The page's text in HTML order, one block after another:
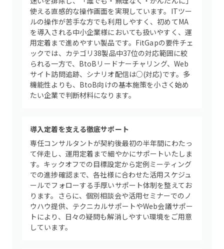
使える直感的な操作画面を実現しています。ITツー
ルの操作が苦手な方でも利用しやすく、初めてMA
を導入される中小企業様においても扱いやすく、運
用定着まで進めやすい製品です。FitGapの要件チェ
ックでは、カテゴリ38製品中37位の対応範囲に絞
られる一方で、BtoBリードナーチャリング、Web
サイト訪問追跡、シナリオ配信は○(対応)です。多
機能性よりも、BtoB向けの基本施策を小さく始め
たい企業で判断材料になります。
導入定着を支える徹底サポート
専任コンサルタントが契約後最初の半年間にわたっ
て伴走し、運用定着まで細やかにサポートいたしま
す。キックオフでの目標設定から定例ミーティング
での進捗確認まで、各社様に合わせた活用スケジュ
ールでフォローする手厚いサポート体制を整えてお
ります。さらに、個別相談会や活用セミナーでのノ
ウハウ提供、テクニカルサポートやWeb会議サポー
トにより、日々の疑問も解消しやすい環境をご用意
しています。